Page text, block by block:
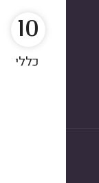
10
כללי